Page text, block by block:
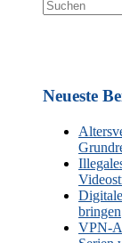
Neueste
bringen
VPN-